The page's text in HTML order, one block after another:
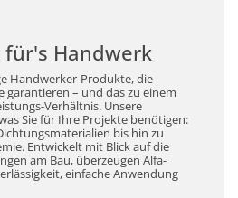
Handwerk
Handwerker-Produkte, die
garantieren – und das zu einem
Verhältnis. Unsere
Sie für Ihre Projekte benötigen:
bis hin zu
Entwickelt mit Blick auf die
am Bau, überzeugen Alfa-
einfache Anwendung